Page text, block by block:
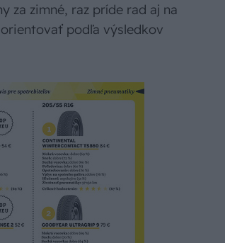
za zimné, raz príde rad aj na
podľa výsledkov